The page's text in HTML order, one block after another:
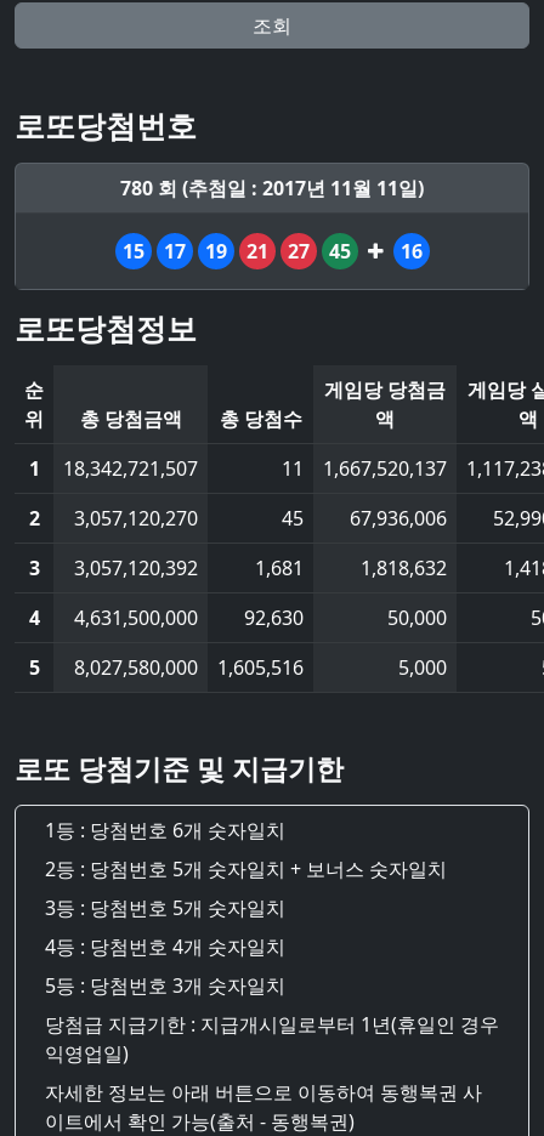
조회
로또당첨번호
780 회 (추첨일 : 2017년 11월 11일)
15 17 19 21 27 45 16
로또당첨정보
순
위
총 당첨금액 총 당첨수
게임당 당첨금
액
게임당
액
1
18,342,721,507 11 1,667,520,137
2
3,057,120,270 45 67,936,006
3
3,057,120,392 1,681 1,818,632
4
4,631,500,000 92,630 50,000
5
8,027,580,000 1,605,516 5,000
로또 당첨기준 및 지급기한
1등 : 당첨번호 6개 숫자일치
2등 : 당첨번호 5개 숫자일치 + 보너스 숫자일치
3등 : 당첨번호 5개 숫자일치
4등 : 당첨번호 4개 숫자일치
5등 : 당첨번호 3개 숫자일치
당첨급 지급기한 : 지급개시일로부터 1년(휴일인 경우
익영업일)
자세한 정보는 아래 버튼으로 이동하여 동행복권 사
이트에서 확인 가능(출처 - 동행복권)